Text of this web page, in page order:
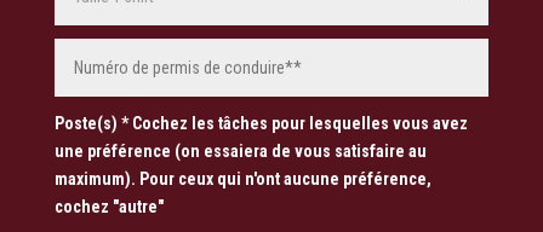
Poste(s) * Cochez les tâches pour lesquelles vous avez
une préférence (on essaiera de vous satisfaire au
maximum). Pour ceux qui n'ont aucune préférence,
cochez "autre"